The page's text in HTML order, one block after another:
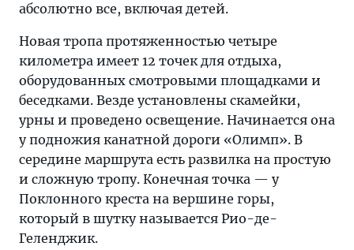
абсолютно все, включая детей.
Новая тропа протяженностью четыре
километра имеет 12 точек для отдыха,
оборудованных смотровыми площадками и
беседками. Везде установлены скамейки,
урны и проведено освещение. Начинается она
у подножия канатной дороги «Олимп». В
середине маршрута есть развилка на простую
и сложную тропу. Конечная точка — у
Поклонного креста на вершине горы,
который в шутку называется Рио-де-
Геленджик.